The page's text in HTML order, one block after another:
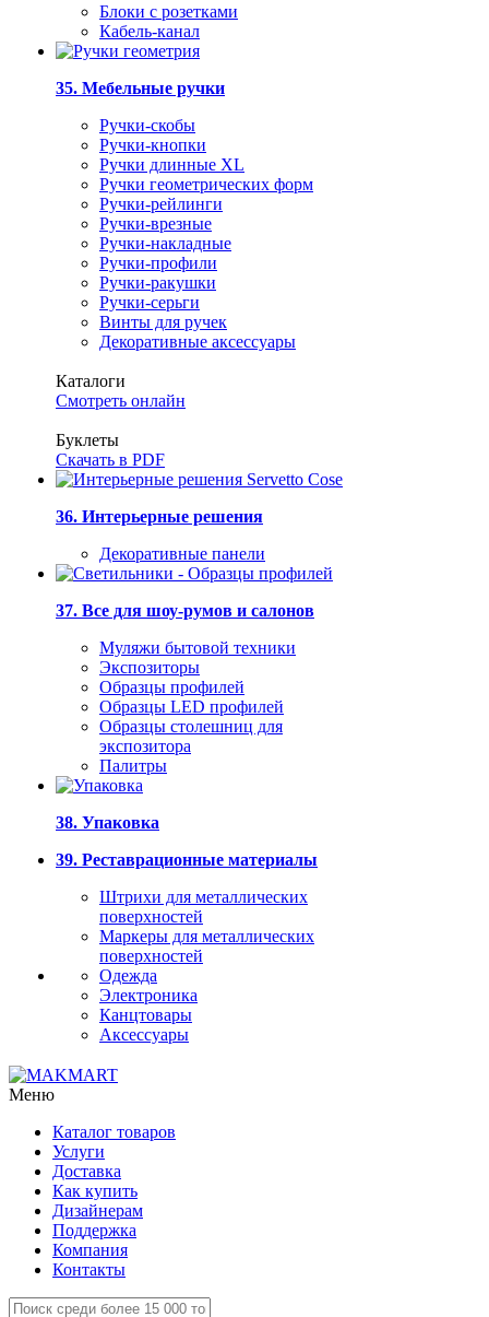
Блоки с розетками
Кабель-канал
35. Мебельные ручки
Ручки-скобы
Ручки-кнопки
Ручки длинные XL
Ручки геометрических форм
Ручки-рейлинги
Ручки-врезные
Ручки-накладные
Ручки-профили
Ручки-ракушки
Ручки-серьги
Винты для ручек
Декоративные аксессуары
Каталоги
Смотреть онлайн
Буклеты
Скачать в PDF
36. Интерьерные решения
Декоративные панели
37. Все для шоу-румов и салонов
Муляжи бытовой техники
Экспозиторы
Образцы профилей
Образцы LED профилей
Образцы столешниц для
экспозитора
Палитры
38. Упаковка
39. Реставрационные материалы
Штрихи для металлических
поверхностей
Маркеры для металлических
поверхностей
Одежда
Электроника
Канцтовары
Аксессуары
Меню
Каталог товаров
Услуги
Доставка
Как купить
Дизайнерам
Поддержка
Компания
Контакты